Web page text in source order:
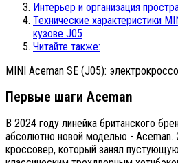
Интерьер и организация
Технические характеристики
кузове J05
Читайте также:
MINI Aceman SE (J05):
Первые шаги Aceman
В 2024 году линейка британского
абсолютно новой моделью - Aceman.
кроссовер, который занял